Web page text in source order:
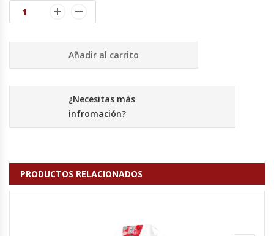
Exhibidoras De Productos Calientes
Exprimidor De Naranjas
Exprimidoras De Cítricos
Extractoras De Jugos
Fabricadoras De Hielo
Formadora De Pizza
Añadir al carrito
¿Necesitas más
infromación?
PRODUCTOS RELACIONADOS